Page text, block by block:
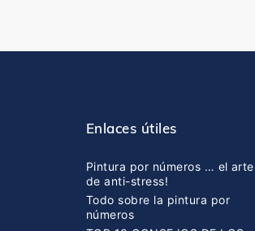
Enlaces útiles
Pintura por números … el arte
de anti-stress!
Todo sobre la pintura por
números